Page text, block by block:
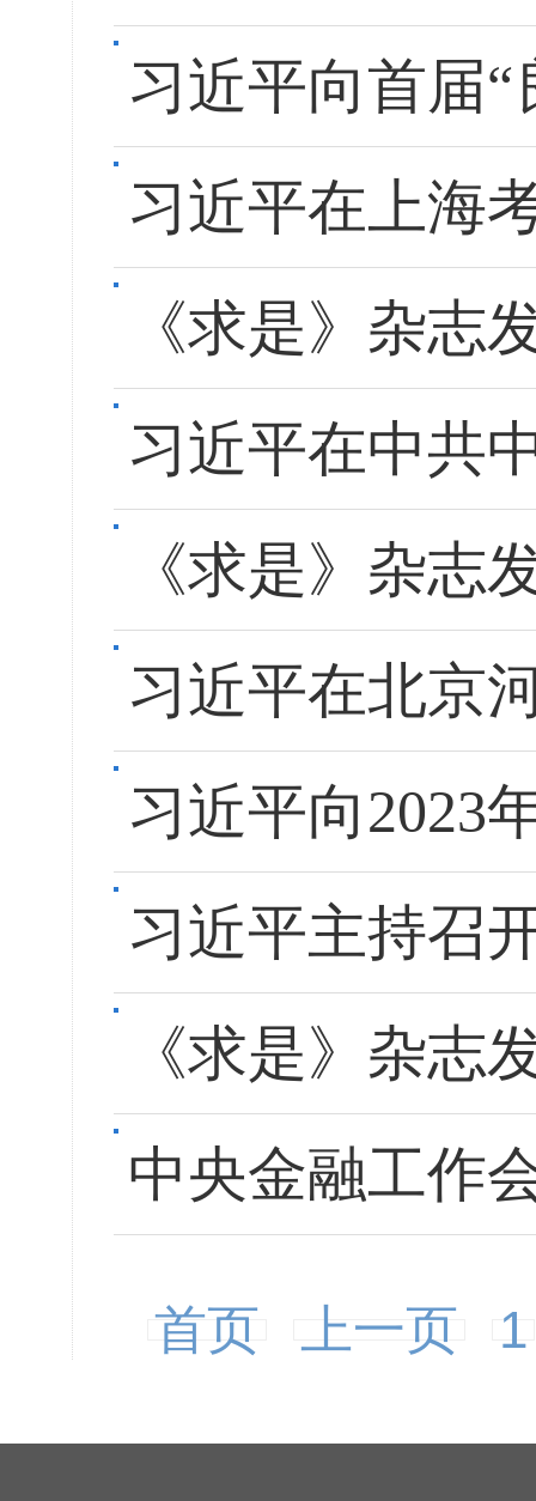
习近平向首届
习近平在上海
《求是》杂
习近平在中共
《求是》杂
习近平在北京
习近平向2023
习近平主持召
《求是》杂
中央金融工作
首页 上一页 1